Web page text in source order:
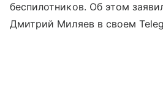
беспилотников. Об этом
Дмитрий Миляев в своем